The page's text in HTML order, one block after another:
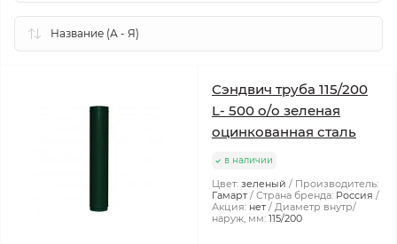
Сэндвич труба 115/200
L- 500 о/о зеленая
оцинкованная сталь
в наличии
Цвет: зеленый
Производитель:
Гамарт
Страна бренда: Россия
Акция: нет
Диаметр внутр/
наруж, мм: 115/200